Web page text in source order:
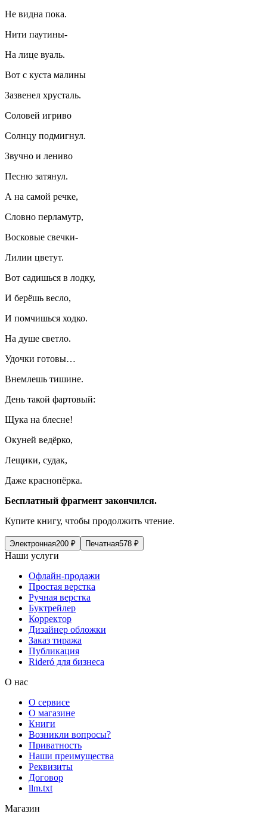
Не видна пока.
Нити паутины-
На лице вуаль.
Вот с куста малины
Зазвенел хрусталь.
Соловей игриво
Солнцу подмигнул.
Звучно и лениво
Песню затянул.
А на самой речке,
Словно перламутр,
Восковые свечки-
Лилии цветут.
Вот садишься в лодку,
И берёшь весло,
И помчишься ходко.
На душе светло.
Удочки готовы…
Внемлешь тишине.
День такой фартовый:
Щука на блесне!
Окуней ведёрко,
Лещики, судак,
Даже краснопёрка.
Бесплатный фрагмент закончился.
Купите книгу, чтобы продолжить чтение.
Электронная200 ₽ Печатная578 ₽
Наши услуги
Офлайн-продажи
Простая верстка
Ручная верстка
Буктрейлер
Корректор
Дизайнер обложки
Заказ тиража
Публикация
Rideró для бизнеса
О нас
О сервисе
О магазине
Книги
Возникли вопросы?
Приватность
Наши преимущества
Реквизиты
Договор
llm.txt
Магазин